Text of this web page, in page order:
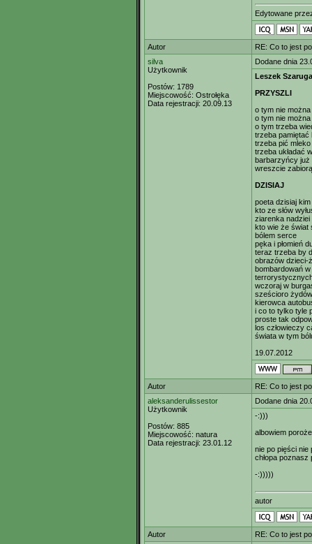
Edytowane
Autor
RE: Co to jest
silva
Użytkownik
Postów: 1789
Miejscowość: Ostrołęka
Data rejestracji: 20.09.13
Dodane dnia
Leszek Szaruga
PRZYSZLI
o tym nie
o tym nie
o tym trzeba
trzeba pamiętać
trzeba pić
trzeba układać
barbarzyńcy już
wreszcie zabiorą
DZISIAJ
poeta dzisiaj
kto ze słów
ziarenka nadziei
kto wie że świat
bólem serce
pęka i płomień
teraz trzeba by
obrazów dzieci-
bombardowań
wczoraj w
sześcioro
kierowca
i co to tylko tyle
proste tak
los człowieczy
świata w tym
19.07.2012
Autor
RE: Co to jest
aleksanderulissestor
Użytkownik
Postów: 885
Miejscowość: natura
Data rejestracji: 23.01.12
Dodane dnia
-:)))
albowiem
nie po pięści nie
chłopa poznasz
-:)))))
autor
Autor
RE: Co to jest